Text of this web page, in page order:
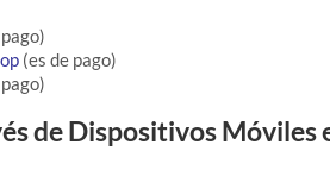
(es de pago)
de Dispositivos Móviles